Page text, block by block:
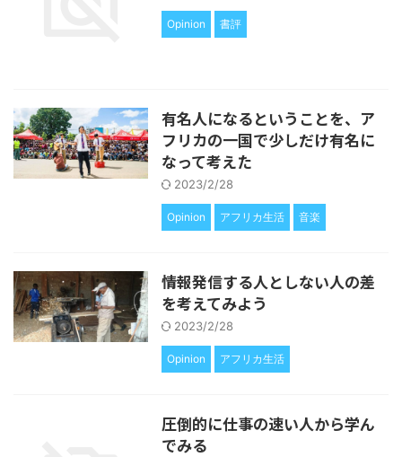
Opinion 書評
有名人になるということを、ア
フリカの一国で少しだけ有名に
なって考えた
2023/2/28
Opinion アフリカ生活 音楽
情報発信する人としない人の差
を考えてみよう
2023/2/28
Opinion アフリカ生活
圧倒的に仕事の速い人から学ん
でみる